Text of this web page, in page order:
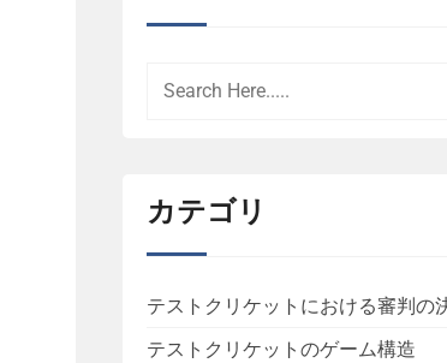
カテゴリ
テストクリケットにおける審判の
テストクリケットのゲーム構造